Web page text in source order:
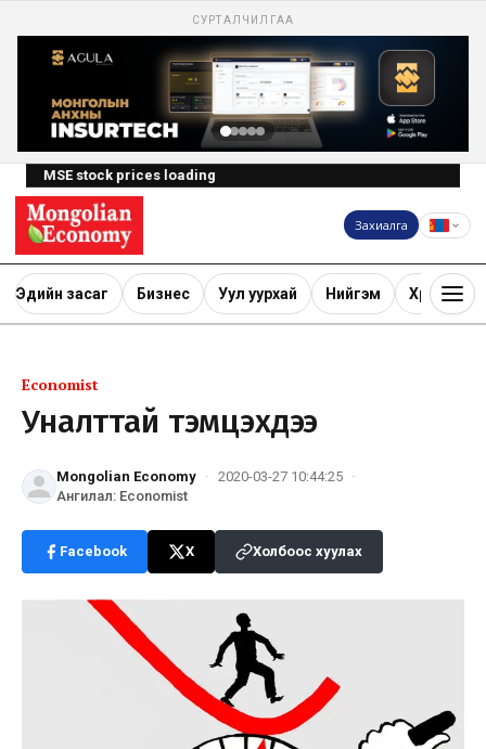
СУРТАЛЧИЛГАА
MSE stock prices loading
Захиалга
Эдийн засаг Бизнес Уул уурхай Нийгэм Хөрөнгө
Economist
Уналттай тэмцэхдээ
Mongolian Economy · 2020-03-27 10:44:25 ·
Ангилал: Economist
Facebook X Холбоос хуулах